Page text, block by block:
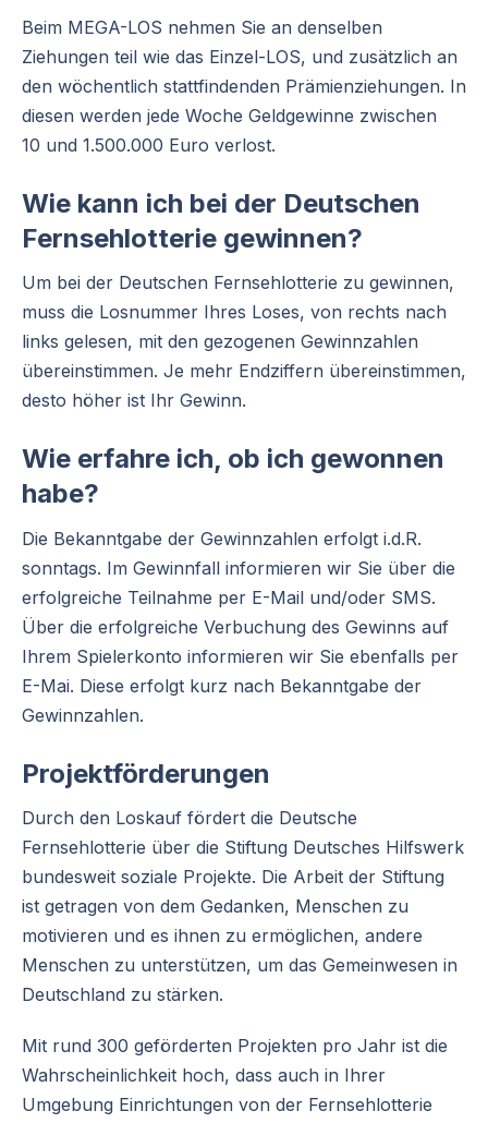
Beim MEGA-LOS nehmen Sie an denselben
Ziehungen teil wie das Einzel-LOS, und zusätzlich an
den wöchentlich stattfindenden Prämienziehungen. In
diesen werden jede Woche Geldgewinne zwischen
10 und 1.500.000 Euro verlost.
Wie kann ich bei der Deutschen
Fernsehlotterie gewinnen?
Um bei der Deutschen Fernsehlotterie zu gewinnen,
muss die Losnummer Ihres Loses, von rechts nach
links gelesen, mit den gezogenen Gewinnzahlen
übereinstimmen. Je mehr Endziffern übereinstimmen,
desto höher ist Ihr Gewinn.
Wie erfahre ich, ob ich gewonnen
habe?
Die Bekanntgabe der Gewinnzahlen erfolgt i.d.R.
sonntags. Im Gewinnfall informieren wir Sie über die
erfolgreiche Teilnahme per E-Mail und/oder SMS.
Über die erfolgreiche Verbuchung des Gewinns auf
Ihrem Spielerkonto informieren wir Sie ebenfalls per
E-Mai. Diese erfolgt kurz nach Bekanntgabe der
Gewinnzahlen.
Projektförderungen
Durch den Loskauf fördert die Deutsche
Fernsehlotterie über die Stiftung Deutsches Hilfswerk
bundesweit soziale Projekte. Die Arbeit der Stiftung
ist getragen von dem Gedanken, Menschen zu
motivieren und es ihnen zu ermöglichen, andere
Menschen zu unterstützen, um das Gemeinwesen in
Deutschland zu stärken.
Mit rund 300 geförderten Projekten pro Jahr ist die
Wahrscheinlichkeit hoch, dass auch in Ihrer
Umgebung Einrichtungen von der Fernsehlotterie